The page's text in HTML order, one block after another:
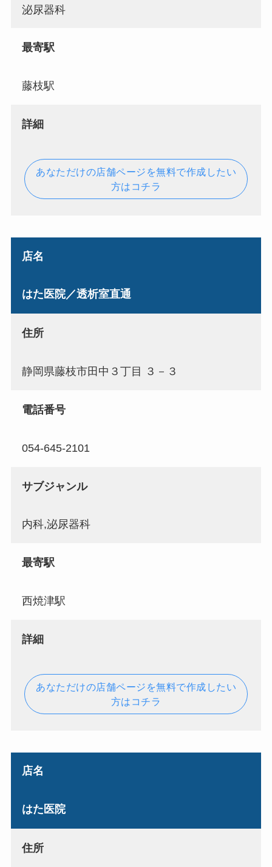
泌尿器科
最寄駅
藤枝駅
詳細
あなただけの店舗ページを無料で作成したい
方はコチラ
店名
はた医院／透析室直通
住所
静岡県藤枝市田中３丁目 ３－３
電話番号
054-645-2101
サブジャンル
内科,泌尿器科
最寄駅
西焼津駅
詳細
あなただけの店舗ページを無料で作成したい
方はコチラ
店名
はた医院
住所